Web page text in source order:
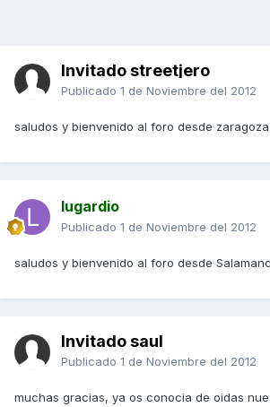
Invitado streetjero
Publicado 1 de Noviembre del 2012
saludos y bienvenido al foro desde zaragoza
lugardio
Publicado 1 de Noviembre del 2012
saludos y bienvenido al foro desde
Invitado saul
Publicado 1 de Noviembre del 2012
muchas gracias, ya os conocia de oidas